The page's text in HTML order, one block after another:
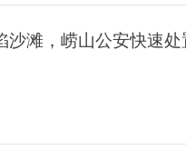
沙滩，崂山公安快速处